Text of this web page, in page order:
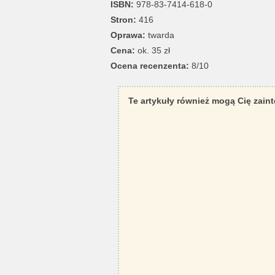
ISBN: 978-83-7414-618-0
Stron: 416
Oprawa: twarda
Cena: ok. 35 zł
Ocena recenzenta: 8/10
Te artykuły również mogą Cię